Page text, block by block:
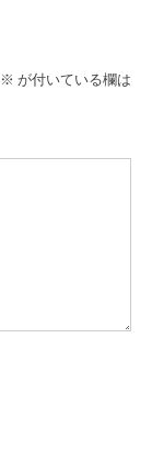
※ が付いている欄は